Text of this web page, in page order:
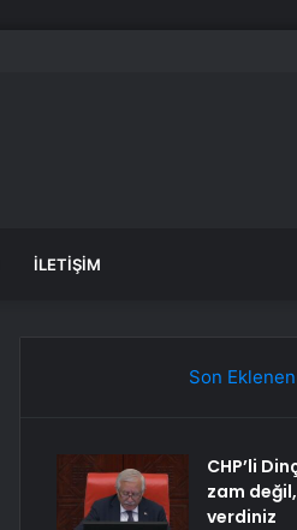
İLETIŞIM
Son Eklenen
CHP’li
zam
verdiniz